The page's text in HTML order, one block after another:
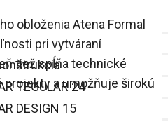
TEGULAR 24
DESIGN 15
obloženia Atena Formal
pri vytváraní
tiež spĺňa technické
projekty a umožňuje širokú